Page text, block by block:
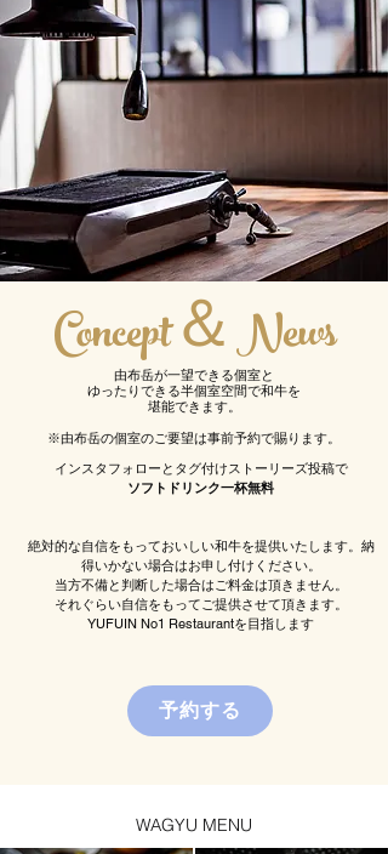
Concept＆News
由布岳が一望できる個室と
ゆったりできる半個室空間で和牛を
堪能できます。
※由布岳の個室のご要望は事前予約で賜ります。
インスタフォローと タグ付けストーリーズ投稿で
ソフトドリンク一杯無料
絶対的な自信をもっておいしい和牛を提供いたします。納
得いかない場合はお申し付けください。
当方不備と判断した場合はご料金は頂きません。
​それぐらい自信をもってご提供させて頂きます。
YUFUIN No1 Restaurantを目指します
予約する
WAGYU MENU